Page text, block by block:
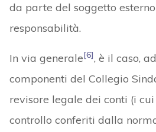
da parte del soggetto
responsabilità.
In via generale[6], è il caso,
componenti del Collegio
revisore legale dei conti (i
controllo conferiti dalla